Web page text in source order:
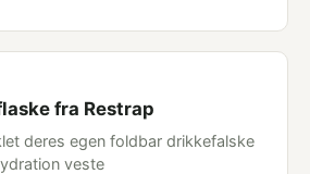
fra Restrap
deres egen foldbar drikkefalske
veste